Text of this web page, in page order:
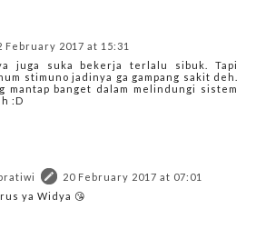
February 2017 at 15:31
juga suka bekerja terlalu sibuk. Tapi
stimuno jadinya ga gampang sakit deh.
mantap banget dalam melindungi sistem
:D
20 February 2017 at 07:01
ya Widya 😘